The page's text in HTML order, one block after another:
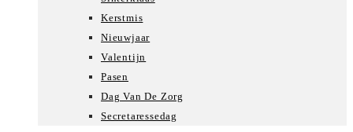
Kerstmis
Nieuwjaar
Valentijn
Pasen
Dag Van De Zorg
Secretaressedag